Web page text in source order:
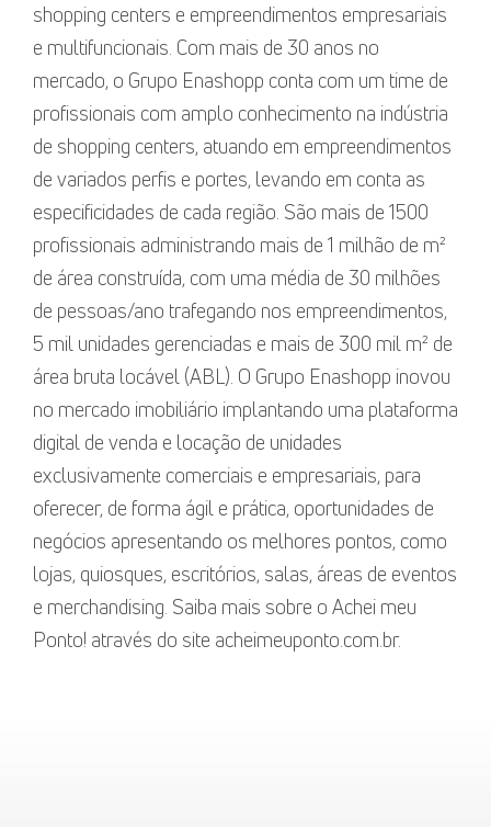
shopping centers e empreendimentos empresariais
e multifuncionais. Com mais de 30 anos no
mercado, o Grupo Enashopp conta com um time de
profissionais com amplo conhecimento na indústria
de shopping centers, atuando em empreendimentos
de variados perfis e portes, levando em conta as
especificidades de cada região. São mais de 1500
profissionais administrando mais de 1 milhão de m²
de área construída, com uma média de 30 milhões
de pessoas/ano trafegando nos empreendimentos,
5 mil unidades gerenciadas e mais de 300 mil m² de
área bruta locável (ABL). O Grupo Enashopp inovou
no mercado imobiliário implantando uma plataforma
digital de venda e locação de unidades
exclusivamente comerciais e empresariais, para
oferecer, de forma ágil e prática, oportunidades de
negócios apresentando os melhores pontos, como
lojas, quiosques, escritórios, salas, áreas de eventos
e merchandising. Saiba mais sobre o Achei meu
Ponto! através do site acheimeuponto.com.br.